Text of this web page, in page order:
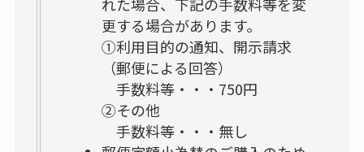
更する場合があります。
①利用目的の通知、開示請求
（郵便による回答）
手数料等・・・750円
②その他
手数料等・・・無し